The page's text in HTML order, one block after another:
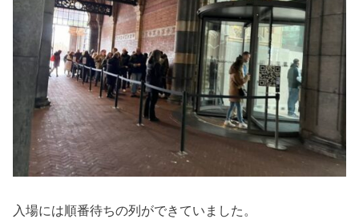
入場には順番待ちの列ができていました。